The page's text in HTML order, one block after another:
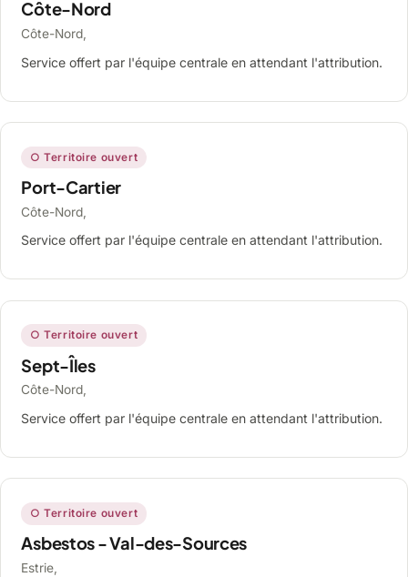
Côte-Nord
Côte-Nord,
Service offert par l'équipe centrale en attendant l'attribution.
○ Territoire ouvert
Port-Cartier
Côte-Nord,
Service offert par l'équipe centrale en attendant l'attribution.
○ Territoire ouvert
Sept-Îles
Côte-Nord,
Service offert par l'équipe centrale en attendant l'attribution.
○ Territoire ouvert
Asbestos - Val-des-Sources
Estrie,